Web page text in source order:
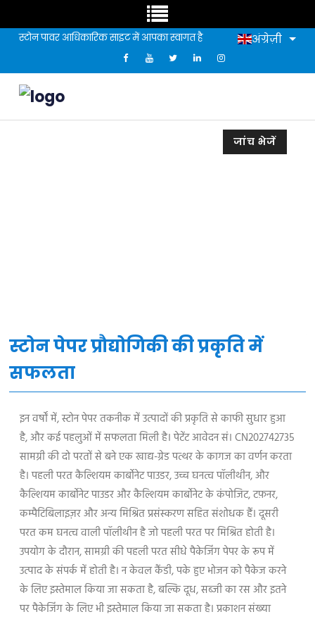
स्टोन पावर आधिकारिक साइट में आपका स्वागत है अंग्रेज़ी
जांच भेजें
स्टोन पेपर प्रौद्योगिकी की प्रकृति में
सफलता
इन वर्षों में, स्टोन पेपर तकनीक में उत्पादों की प्रकृति से काफी सुधार हुआ
है, और कई पहलुओं में सफलता मिली है। पेटेंट आवेदन सं। CN202742735
सामग्री की दो परतों से बने एक खाद्य-ग्रेड पत्थर के कागज का वर्णन करता
है। पहली परत कैल्शियम कार्बोनेट पाउडर, उच्च घनत्व पॉलीथीन, और
कैल्शियम कार्बोनेट पाउडर और कैल्शियम कार्बोनेट के कंपोजिट, टफ़नर,
कम्पैटिबिलाइज़र और अन्य मिश्रित प्रसंस्करण सहित संशोधक हैं। दूसरी
परत कम घनत्व वाली पॉलीथीन है जो पहली परत पर मिश्रित होती है।
उपयोग के दौरान, सामग्री की पहली परत सीधे पैकेजिंग पेपर के रूप में
उत्पाद के संपर्क में होती है। न केवल कैंडी, पके हुए भोजन को पैकेज करने
के लिए इस्तेमाल किया जा सकता है, बल्कि दूध, सब्जी का रस और इतने
पर पैकेजिंग के लिए भी इस्तेमाल किया जा सकता है। प्रकाशन संख्या